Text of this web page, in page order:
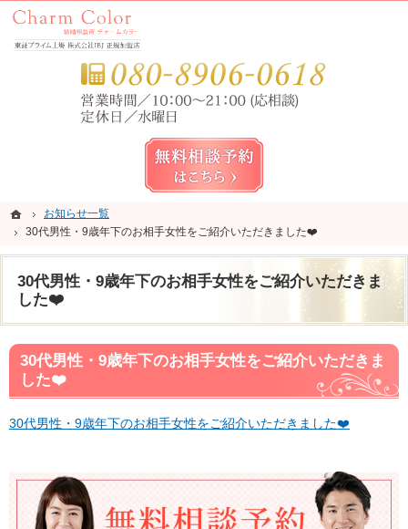
ホーム
お知らせ一覧
30代男性・9歳年下のお相手女性をご紹介いただきました❤️
30代男性・9歳年下のお相手女性をご紹介いただきま
した❤️
錦糸町・亀戸・平井の結婚相談所なら当相談所へ。
錦糸町・亀戸・平井の結婚相談所なら短期成婚を目指すCharm Color (チャームカラー)
30代男性・9歳年下のお相手女性をご紹介いただきま
した❤️
30代男性・9歳年下のお相手女性をご紹介いただきました❤️
ホーム
お知らせ一覧
30代男性・9歳年下のお相手女性をご紹介いただきました❤️